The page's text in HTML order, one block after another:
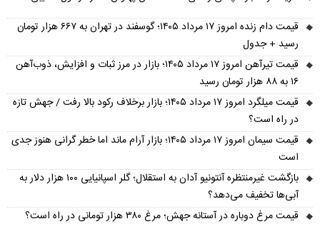
قیمت دام زنده امروز ۱۷ مرداد ۱۴۰۵؛ گوسفند در تهران به ۶۶۷ هزار تومان
رسید + جدول
قیمت تیرآهن امروز ۱۷ مرداد ۱۴۰۵؛ بازار در مرز ثبات و افزایش، ذوب‌آهن
۱۶ به ۸۸ هزار تومان رسید
قیمت میلگرد امروز ۱۷ مرداد ۱۴۰۵؛ بازار برخلاف رکود بالا رفت / جهش تازه
در راه است؟
قیمت سیمان امروز ۱۷ مرداد ۱۴۰۵؛ بازار آرام ماند اما خطر گرانی هنوز جدی
است
بازگشت غیرمنتظره آنتونیو آدان به استقلال؛ گلر اسپانیایی ۱۰۰ هزار دلار به
آبی‌ها تخفیف می‌دهد؟
قیمت مرغ دوباره در آستانه جهش؛ مرغ ۳۸۰ هزار تومانی در راه است؟